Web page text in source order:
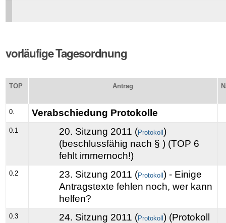
vorläufige Tagesordnung
TOP Antrag
0. Verabschiedung Protokolle
0.1 20. Sitzung 2011 (Protokoll)
(beschlussfähig nach § ) (TOP 6
fehlt immernoch!)
0.2 23. Sitzung 2011 (Protokoll) - Einige
Antragstexte fehlen noch, wer kann
helfen?
0.3 24. Sitzung 2011 (Protokoll) (Protokoll